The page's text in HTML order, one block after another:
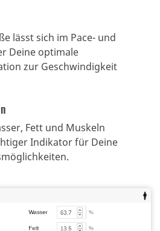
lässt sich im Pace- und
Deine optimale
zur Geschwindigkeit
Fett und Muskeln
Indikator für Deine